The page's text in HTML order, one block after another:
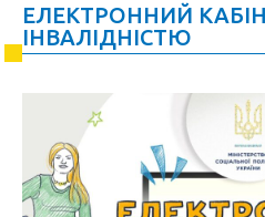
ЕЛЕКТРОННИЙ
ІНВАЛІДНІСТЮ